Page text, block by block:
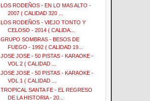
LOS RODEÑOS - EN LO MAS ALTO -
2007 ( CALIDAD 320 ...
LOS RODEÑOS - VIEJO TONTO Y
CELOSO - 2014 ( CALIDA...
GRUPO SOMBRAS - BESOS DE
FUEGO - 1992 ( CALIDAD 19...
JOSE JOSE - 50 PISTAS - KARAOKE -
VOL 2 ( CALIDAD ...
JOSE JOSE - 50 PISTAS - KARAOKE -
VOL 1 ( CALIDAD ...
TROPICAL SANTA FE - EL REGRESO
DE LA HISTORIA - 20...